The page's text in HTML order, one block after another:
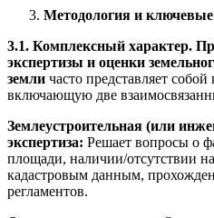
Методология и ключевые
3.1. Комплексный характер.
экспертизы и оценки
земли часто представляет
включающую две
Землеустроительная (или
экспертиза: Решает вопросы о
площади, наличии/отсутствии
кадастровым данным,
регламентов.